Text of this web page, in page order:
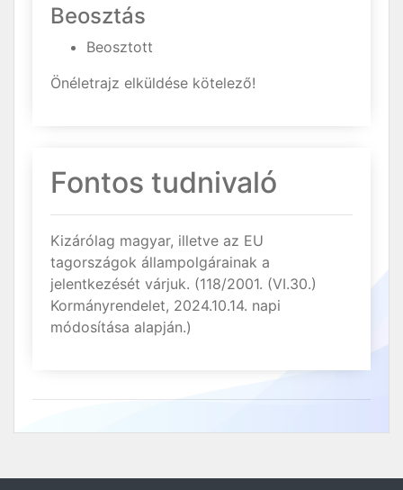
Beosztás
Beosztott
Önéletrajz elküldése kötelező!
Fontos tudnivaló
Kizárólag magyar, illetve az EU
tagországok állampolgárainak a
jelentkezését várjuk. (118/2001. (VI.30.)
Kormányrendelet, 2024.10.14. napi
módosítása alapján.)